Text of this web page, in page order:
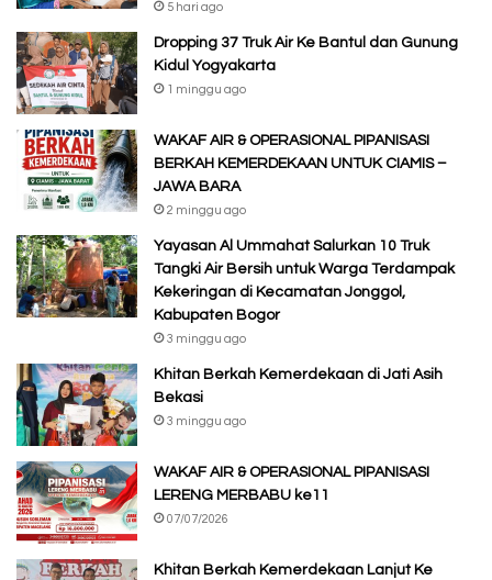
5 hari ago
Dropping 37 Truk Air Ke Bantul dan Gunung
Kidul Yogyakarta
1 minggu ago
WAKAF AIR & OPERASIONAL PIPANISASI
BERKAH KEMERDEKAAN UNTUK CIAMIS –
JAWA BARA
2 minggu ago
Yayasan Al Ummahat Salurkan 10 Truk
Tangki Air Bersih untuk Warga Terdampak
Kekeringan di Kecamatan Jonggol,
Kabupaten Bogor
3 minggu ago
Khitan Berkah Kemerdekaan di Jati Asih
Bekasi
3 minggu ago
WAKAF AIR & OPERASIONAL PIPANISASI
LERENG MERBABU ke11
07/07/2026
Khitan Berkah Kemerdekaan Lanjut Ke